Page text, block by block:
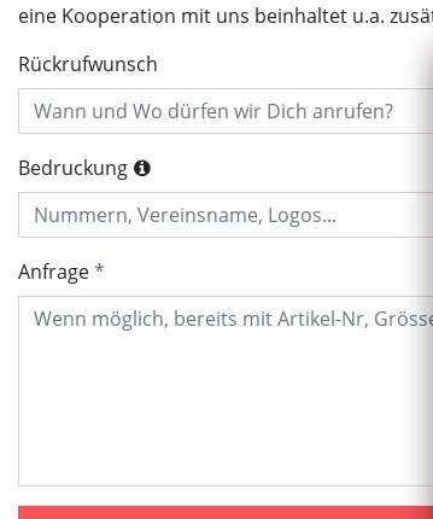
eine Kooperation mit uns beinhaltet u.a.
Rückrufwunsch
Bedruckung
Anfrage